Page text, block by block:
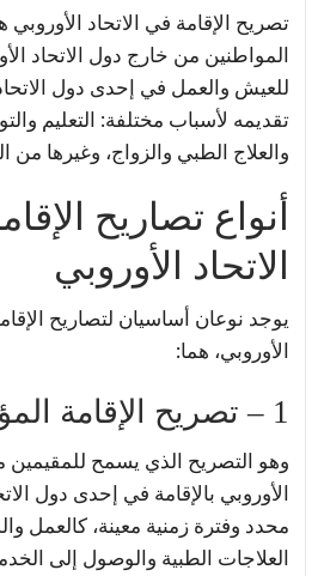
تصريح الإقامة في الاتحاد
المواطنين من خارج دول الاتحاد
للعيش والعمل في إحدى دول الاتحاد
تقديمه لأسباب مختلفة: التعليم
والعلاج الطبي والزواج، وغيرها من
أنواع تصاريح
الاتحاد الأوروبي
يوجد نوعان أساسيان لتصاريح
الأوروبي، هما:
1 – تصريح الإقامة المؤقتة
وهو التصريح الذي يسمح للمقيمين
الأوروبي بالإقامة في إحدى دول
محدد وفترة زمنية معينة، كالعمل
العلاجات الطبية والوصول إلى